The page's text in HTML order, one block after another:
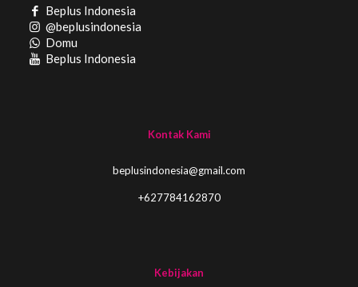
Beplus Indonesia
@beplusindonesia
Domu
Beplus Indonesia
Kontak Kami
beplusindonesia@gmail.com
+627784162870
Kebijakan